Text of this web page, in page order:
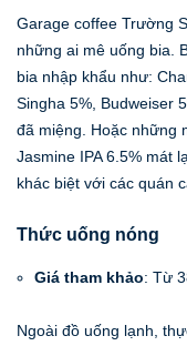
Garage coffee Trường
những ai mê uống bia.
bia nhập khẩu như:
Singha 5%, Budweiser
đã miệng. Hoặc những
Jasmine IPA 6.5% mát
khác biệt với các quán
Thức uống nóng
Giá tham khảo: Từ
Ngoài đồ uống lạnh,